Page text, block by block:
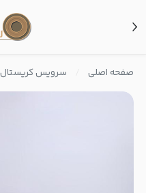
صفحه اصلی سرویس کریستال